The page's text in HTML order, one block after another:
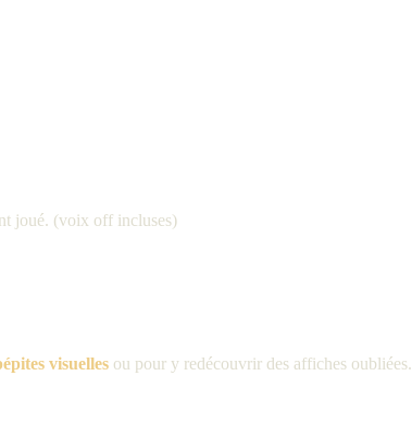
joué. (voix off incluses)
visuelles ou pour y redécouvrir des affiches oubliées.